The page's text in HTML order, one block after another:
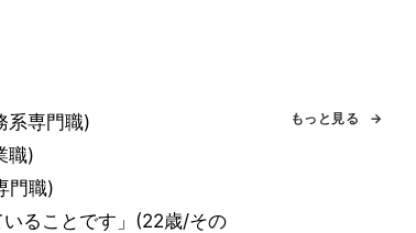
系専門職)
職)
門職)
ることです」(22歳/その
もっと見る